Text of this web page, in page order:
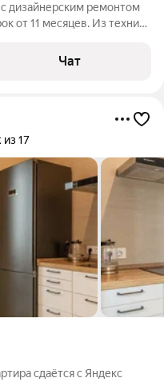
дизайнерским ремонтом
от 11 месяцев. Из техники
Чат
из 17
сдаётся с Яндекс